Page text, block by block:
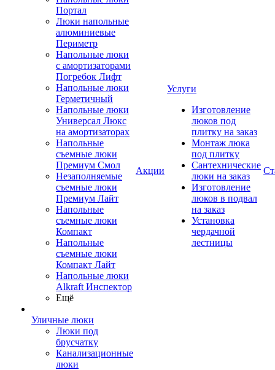
Портал
Люки напольные
алюминиевые
Периметр
Напольные люки
с амортизаторами
Погребок Лифт
Напольные люки
Герметичный
Напольные люки
Универсал Люкс
на амортизаторах
Напольные
съемные люки
Премиум Смол
Незаполняемые
съемные люки
Премиум Лайт
Напольные
съемные люки
Компакт
Напольные
съемные люки
Компакт Лайт
Напольные люки
Alkraft Инспектор
Ещё
Уличные люки
Люки под
брусчатку
Канализационные
люки
Акции
Услуги
Изготовление
люков под
плитку на заказ
Монтаж люка
под плитку
Сантехнические
люки на заказ
Изготовление
люков в подвал
на заказ
Установка
чердачной
лестницы